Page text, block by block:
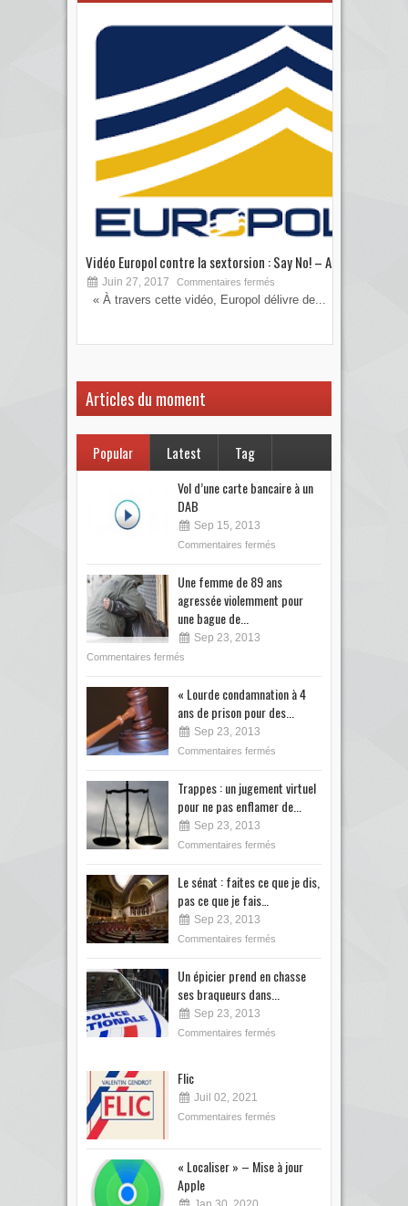
Vidéo Europol contre la sextorsion : Say No! – A...
Juin 27, 2017 Commentaires fermés
« À travers cette vidéo, Europol délivre de...
Articles du moment
Popular Latest Tag
Vol d’une carte bancaire à un
DAB
Sep 15, 2013
Commentaires fermés
Une femme de 89 ans
agressée violemment pour
une bague de...
Sep 23, 2013
Commentaires fermés
« Lourde condamnation à 4
ans de prison pour des...
Sep 23, 2013
Commentaires fermés
Trappes : un jugement virtuel
pour ne pas enflamer de...
Sep 23, 2013
Commentaires fermés
Le sénat : faites ce que je dis,
pas ce que je fais…
Sep 23, 2013
Commentaires fermés
Un épicier prend en chasse
ses braqueurs dans...
Sep 23, 2013
Commentaires fermés
Flic
Juil 02, 2021
Commentaires fermés
« Localiser » – Mise à jour
Apple